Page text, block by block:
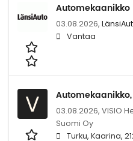
Automekaanikko
03.08.2026,
Vantaa
V 03.08.2026, VISIO
Suomi Oy
Turku, Kaarina,